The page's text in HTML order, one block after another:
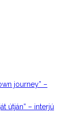
journey” –
útján” – interjú